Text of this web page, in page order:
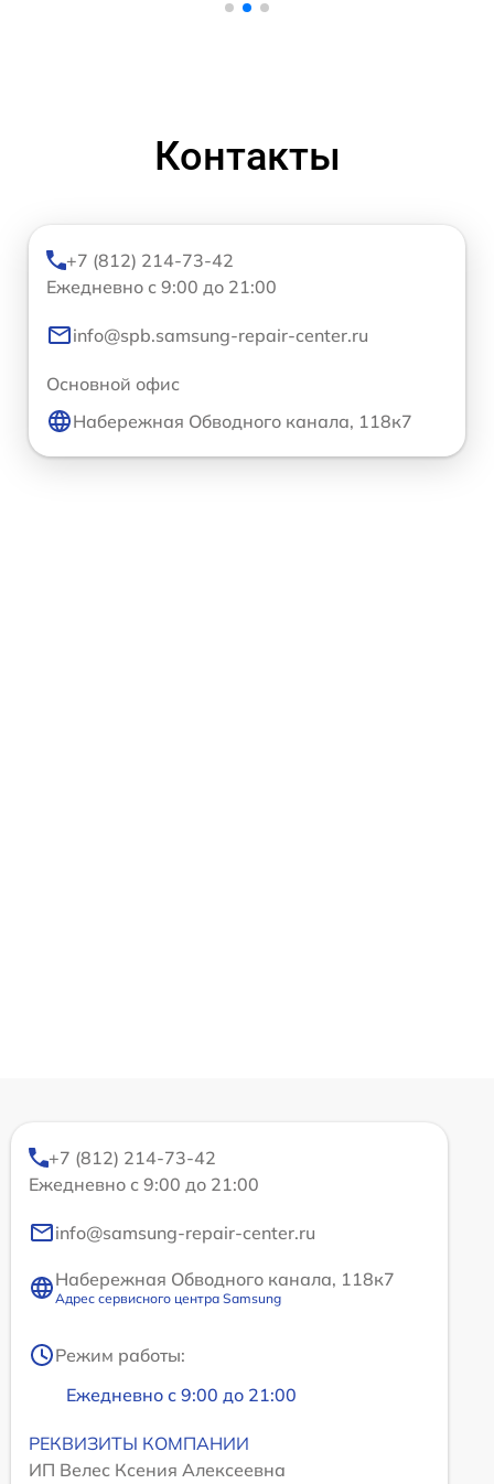
Контакты
+7 (812) 214-73-42
Ежедневно с 9:00 до 21:00
info@spb.samsung-repair-center.ru
Основной офис
Набережная Обводного канала, 118к7
+7 (812) 214-73-42
Ежедневно с 9:00 до 21:00
info@samsung-repair-center.ru
Набережная Обводного канала, 118к7
Адрес сервисного центра Samsung
Режим работы:
Ежедневно с 9:00 до 21:00
РЕКВИЗИТЫ КОМПАНИИ
ИП Велес Ксения Алексеевна